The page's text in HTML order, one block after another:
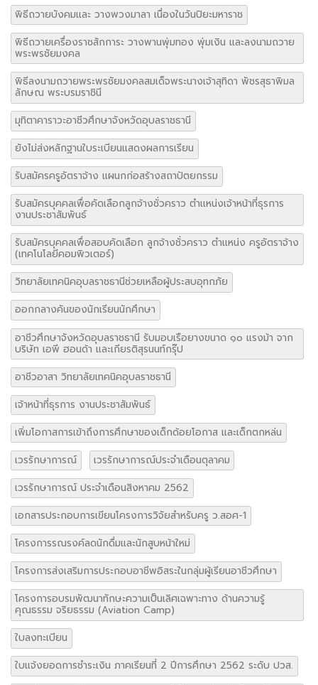
พิธีถวายบังคมและ วางพวงมาลา เนื่องในวันปิยะมหาราช
พิธีถวายเครื่องราชสักการะ วางพานพุ่มทอง พุ่มเงิน และลงนามถวาย
พระพรชัยมงคล
พิธีลงนามถวายพระพรชัยมงคลสมเด็จพระนางเจ้าสุทิดา พัชรสุธาพิมล
ลักษณ พระบรมราชินี
มุทิตาคาราวะอาชีวศึกษาจังหวัดอุบลราชธานี
ยังไม่ส่งหลักฐานใบระเบียนแสดงผลการเรียน
รับสมัครครูอัตราจ้าง แผนกก่อสร้างสถาปัตยกรรม
รับสมัครบุคคลเพื่อคัดเลือกลูกจ้างชั่วคราว ตำแหน่งเจ้าหน้าที่ธุรการ
งานประชาสัมพันธ์
รับสมัครบุคคลเพื่อสอบคัดเลือก ลูกจ้างชั่วคราว ตำแหน่ง ครูอัตราจ้าง
(เทคโนโลยีคอมพิวเตอร์)
วิทยาลัยเทคนิคอุบลราชธานีช่วยเหลือผู้ประสบอุทกภัย
ออกกลางคันของนักเรียนนักศึกษา
อาชีวศึกษาจังหวัดอุบลราชธานี รับมอบเรือยางขนาด ๑๐ แรงม้า จาก
บริษัท เอพี ฮอนด้า และเกียรติสุรนนท์กรุ๊ป
อาชีวอาสา วิทยาลัยเทคนิคอุบลราชธานี
เจ้าหน้าที่ธุรการ งานประชาสัมพันธ์
เพิ่มโอกาสการเข้าถึงการศึกษาของเด็กด้อยโอกาส และเด็กตกหล่น
เวรรักษาการณ์
เวรรักษาการณ์ประจำเดือนตุลาคม
เวรรักษาการณ์ ประจำเดือนสิงหาคม 2562
เอกสารประกอบการเขียนโครงการวิจัยสำหรับครู ว.สอศ-1
โครงการรณรงค์ลดนักดื่มและนักสูบหน้าใหม่
โครงการส่งเสริมการประกอบอาชีพอิสระในกลุ่มผู้เรียนอาชีวศึกษา
โครงการอบรมพัฒนาทักษะความเป็นเลิศเฉพาะทาง ด้านความรู้
คุณธรรม จริยธรรม (Aviation Camp)
ใบลงทะเบียน
ใบแจ้งยอดการชำระเงิน ภาคเรียนที่ 2 ปีการศึกษา 2562 ระดับ ปวส.